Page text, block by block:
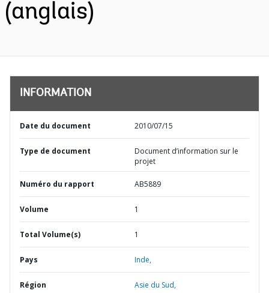
(anglais)
INFORMATION
Date du document 2010/07/15
Type de document
Document d’information sur le
projet
Numéro du rapport AB5889
Volume 1
Total Volume(s) 1
Pays Inde,
Région Asie du Sud,